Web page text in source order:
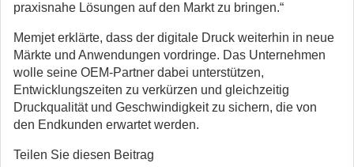
praxisnahe Lösungen auf den Markt zu bringen.“
Memjet erklärte, dass der digitale Druck weiterhin in neue
Märkte und Anwendungen vordringe. Das Unternehmen
wolle seine OEM-Partner dabei unterstützen,
Entwicklungszeiten zu verkürzen und gleichzeitig
Druckqualität und Geschwindigkeit zu sichern, die von
den Endkunden erwartet werden.
Teilen Sie diesen Beitrag